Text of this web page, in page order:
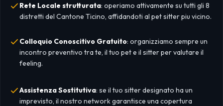
Rete Locale strutturata: operiamo attivamente su tutti gli 8
distretti del Cantone Ticino, affidandoti al pet sitter piu vicino.
Colloquio Conoscitivo Gratuito: organizziamo sempre un
incontro preventivo tra te, il tuo pet e il sitter per valutare il
feeling.
Assistenza Sostitutiva: se il tuo sitter designato ha un
imprevisto, il nostro network garantisce una copertura